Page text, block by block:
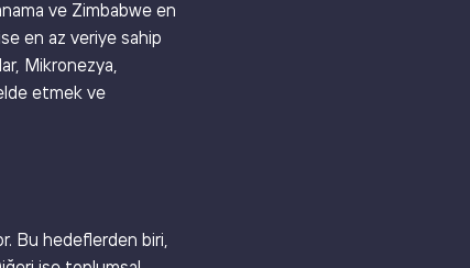
ve Zimbabwe en
en az veriye sahip
Mikronezya,
etmek ve
Bu hedeflerden biri,